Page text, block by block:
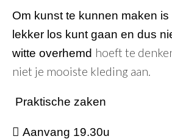
Om kunst te kunnen maken is
lekker los kunt gaan en dus
witte overhemd hoeft te
niet je mooiste kleding aan.
Praktische zaken
 Aanvang 19.30u